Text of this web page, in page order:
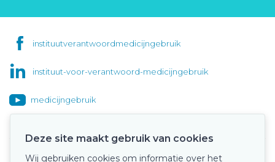
instituutverantwoordmedicijngebruik
instituut-voor-verantwoord-medicijngebruik
medicijngebruik
Deze site maakt gebruik van cookies
Wij gebruiken cookies om informatie over het